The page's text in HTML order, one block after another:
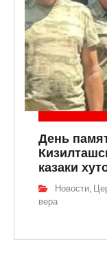
День
казаки
Новости
вера